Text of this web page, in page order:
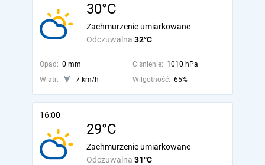
30°C
Odczuwalna 32°C
Zachmurzenie umiarkowane
Opad: 0 mm Ciśnienie: 1010 hPa
Wiatr:
7 km/h Wilgotność: 65%
16:00
29°C
Odczuwalna 31°C
Zachmurzenie umiarkowane